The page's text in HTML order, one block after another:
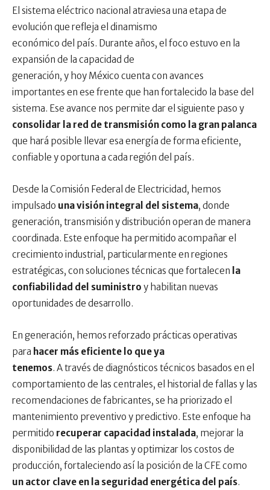
El sistema eléctrico nacional atraviesa una etapa de
evolución que refleja el dinamismo
económico del país. Durante años, el foco estuvo en la
expansión de la capacidad de
generación, y hoy México cuenta con avances
importantes en ese frente que han fortalecido la base del
sistema. Ese avance nos permite dar el siguiente paso y
consolidar la red de transmisión como la gran palanca
que hará posible llevar esa energía de forma eficiente,
confiable y oportuna a cada región del país.
Desde la Comisión Federal de Electricidad, hemos
impulsado una visión integral del sistema, donde
generación, transmisión y distribución operan de manera
coordinada. Este enfoque ha permitido acompañar el
crecimiento industrial, particularmente en regiones
estratégicas, con soluciones técnicas que fortalecen la
confiabilidad del suministro y habilitan nuevas
oportunidades de desarrollo.
En generación, hemos reforzado prácticas operativas
para hacer más eficiente lo que ya
tenemos. A través de diagnósticos técnicos basados en el
comportamiento de las centrales, el historial de fallas y las
recomendaciones de fabricantes, se ha priorizado el
mantenimiento preventivo y predictivo. Este enfoque ha
permitido recuperar capacidad instalada, mejorar la
disponibilidad de las plantas y optimizar los costos de
producción, fortaleciendo así la posición de la CFE como
un actor clave en la seguridad energética del país.